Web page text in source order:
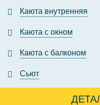
Каюта внутренняя
Каюта с окном
Каюта с балконом
Сьют